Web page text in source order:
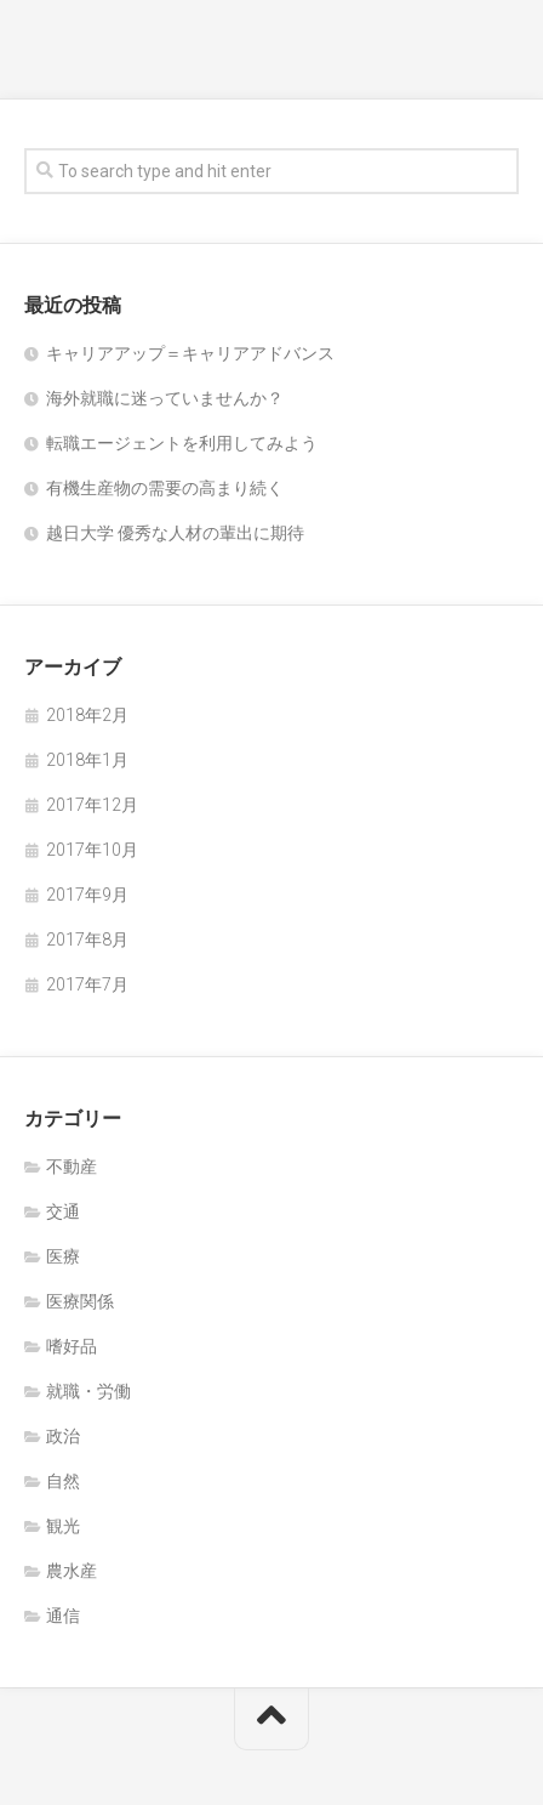
最近の投稿
キャリアアップ＝キャリアアドバンス
海外就職に迷っていませんか？
転職エージェントを利用してみよう
有機生産物の需要の高まり続く
越日大学 優秀な人材の輩出に期待
アーカイブ
2018年2月
2018年1月
2017年12月
2017年10月
2017年9月
2017年8月
2017年7月
カテゴリー
不動産
交通
医療
医療関係
嗜好品
就職・労働
政治
自然
観光
農水産
通信